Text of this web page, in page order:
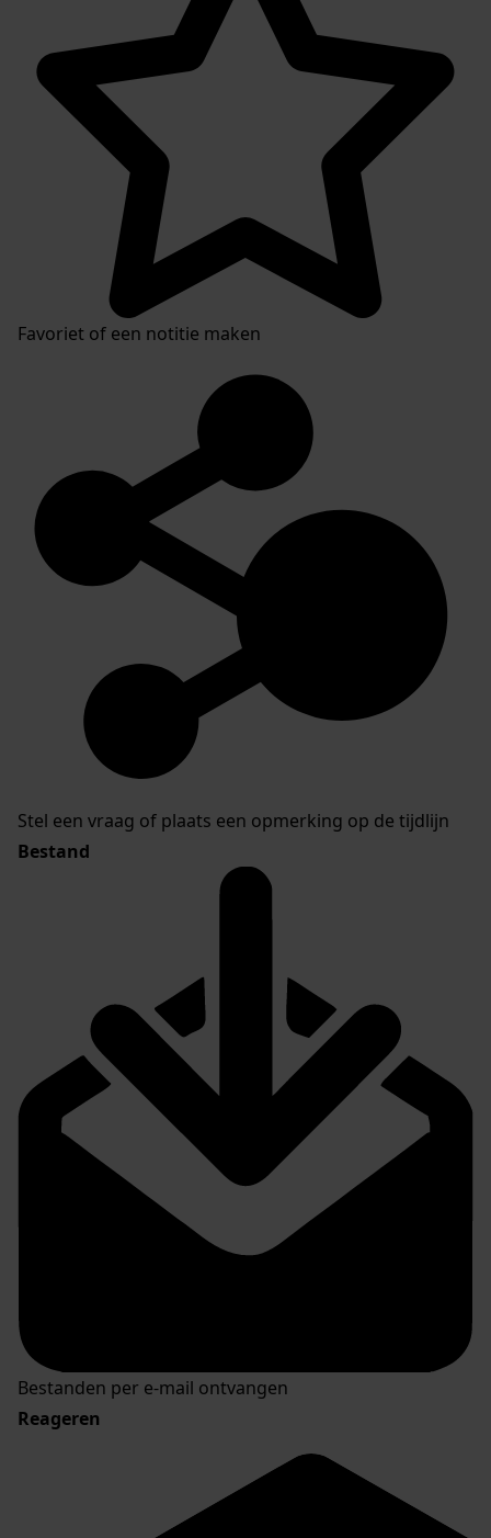
Favoriet of een notitie maken
Stel een vraag of plaats een opmerking op de tijdlijn
Bestand
Bestanden per e-mail ontvangen
Reageren